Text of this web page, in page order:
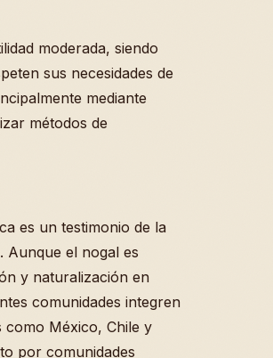
moderada, siendo
sus necesidades de
mediante
métodos de
es un testimonio de la
Aunque el nogal es
y naturalización en
comunidades integren
como México, Chile y
por comunidades